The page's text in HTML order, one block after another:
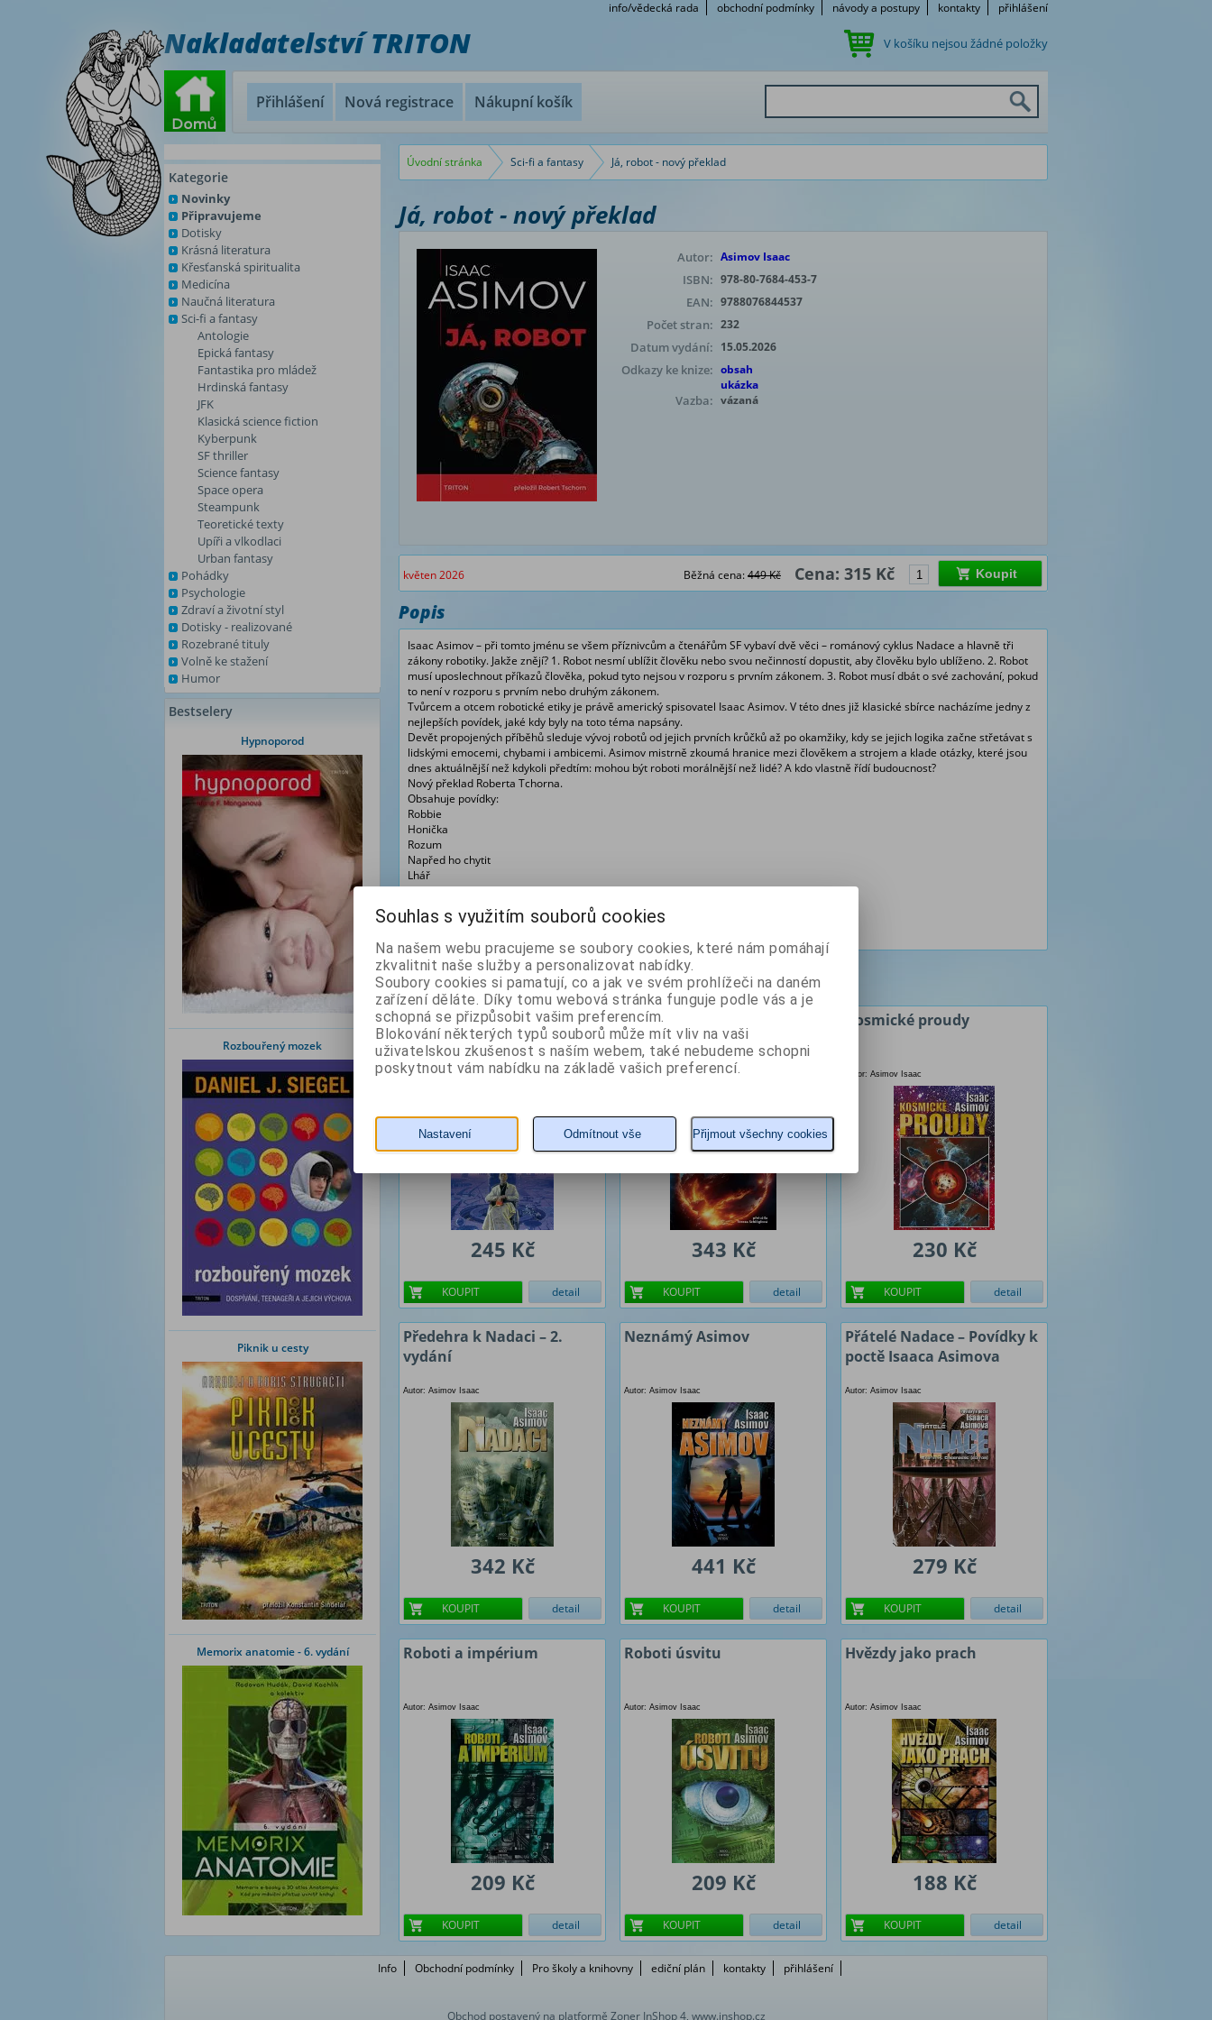
info/vědecká rada obchodní podmínky návody a postupy kontakty přihlášení
Nakladatelství TRITON V košíku nejsou žádné položky
Přihlášení Nová registrace Nákupní košík
Kategorie
Novinky
Připravujeme
Dotisky
Krásná literatura
Křesťanská spiritualita
Medicína
Naučná literatura
Sci-fi a fantasy
Antologie
Epická fantasy
Fantastika pro mládež
Hrdinská fantasy
JFK
Klasická science fiction
Kyberpunk
SF thriller
Science fantasy
Space opera
Steampunk
Teoretické texty
Upíři a vlkodlaci
Urban fantasy
Pohádky
Psychologie
Zdraví a životní styl
Dotisky - realizované
Rozebrané tituly
Volně ke stažení
Humor
Bestselery
Hypnoporod
Rozbouřený mozek
Piknik u cesty
Memorix anatomie - 6. vydání
Úvodní stránka Sci-fi a fantasy Já, robot - nový překlad
Já, robot - nový překlad
Autor: Asimov Isaac
ISBN: 978-80-7684-453-7
EAN: 9788076844537
Počet stran: 232
Datum vydání: 15.05.2026
Odkazy ke knize: obsah
ukázka
Vazba: vázaná
květen 2026 Běžná cena:449 Kč Cena: 315 Kč Koupit
Popis
Isaac Asimov – při tomto jménu se všem příznivcům a čtenářům SF vybaví dvě věci – románový cyklus Nadace a hlavně tři
zákony robotiky. Jakže znějí? 1. Robot nesmí ublížit člověku nebo svou nečinností dopustit, aby člověku bylo ublíženo. 2. Robot
musí uposlechnout příkazů člověka, pokud tyto nejsou v rozporu s prvním zákonem. 3. Robot musí dbát o své zachování, pokud
to není v rozporu s prvním nebo druhým zákonem.
Tvůrcem a otcem robotické etiky je právě americký spisovatel Isaac Asimov. V této dnes již klasické sbírce nacházíme jedny z
nejlepších povídek, jaké kdy byly na toto téma napsány.
Devět propojených příběhů sleduje vývoj robotů od jejich prvních krůčků až po okamžiky, kdy se jejich logika začne střetávat s
lidskými emocemi, chybami i ambicemi. Asimov mistrně zkoumá hranice mezi člověkem a strojem a klade otázky, které jsou
dnes aktuálnější než kdykoli předtím: mohou být roboti morálnější než lidé? A kdo vlastně řídí budoucnost?
Nový překlad Roberta Tchorna.
Obsahuje povídky:
Robbie
Honička
Rozum
Napřed ho chytit
Lhář
Ztratil se robot
Únik
Důkaz
Z naší nabídky vám doporučujeme
Nadace – nové vydání
Autor: Asimov Isaac
245 Kč
KOUPIT detail
Nemesis
Autor: Asimov Isaac
343 Kč
KOUPIT detail
Kosmické proudy
Autor: Asimov Isaac
230 Kč
KOUPIT detail
Předehra k Nadaci – 2.
vydání
Autor: Asimov Isaac
342 Kč
KOUPIT detail
Neznámý Asimov
Autor: Asimov Isaac
441 Kč
KOUPIT detail
Přátelé Nadace – Povídky k
poctě Isaaca Asimova
Autor: Asimov Isaac
279 Kč
KOUPIT detail
Roboti a impérium
Autor: Asimov Isaac
209 Kč
KOUPIT detail
Roboti úsvitu
Autor: Asimov Isaac
209 Kč
KOUPIT detail
Hvězdy jako prach
Autor: Asimov Isaac
188 Kč
KOUPIT detail
Info Obchodní podmínky Pro školy a knihovny ediční plán kontakty přihlášení
Obchod postavený na platformě Zoner InShop 4, www.inshop.cz
Souhlas s využitím souborů cookies
Na našem webu pracujeme se soubory cookies, které nám pomáhají
zkvalitnit naše služby a personalizovat nabídky.
Soubory cookies si pamatují, co a jak ve svém prohlížeči na daném
zařízení děláte. Díky tomu webová stránka funguje podle vás a je
schopná se přizpůsobit vašim preferencím.
Blokování některých typů souborů může mít vliv na vaši
uživatelskou zkušenost s naším webem, také nebudeme schopni
poskytnout vám nabídku na základě vašich preferencí.
Nastavení Odmítnout vše Přijmout všechny cookies